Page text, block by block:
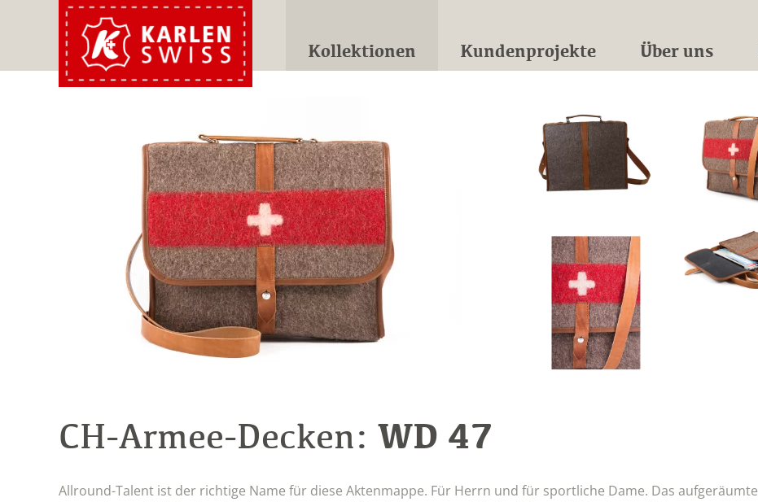
Kollektionen Kundenprojekte Über uns
CH-Armee-Decken: WD 47
Allround-Talent ist der richtige Name für diese Aktenmappe. Für Herrn und für sportliche Dame. Das aufgeräumte